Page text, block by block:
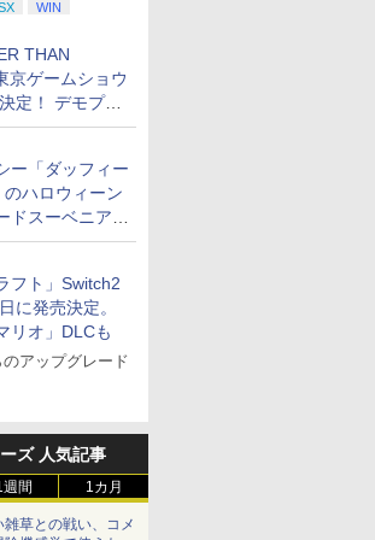
WIN
THAN
京ゲームショウ
定！ デモプレ
示も
ー「ダッフィー
ハロウィーン
ドスーベニアが
発売
フト」Switch2
に発売決定。
リオ」DLCも
アップグレード
ズ 人気記事
週間 1カ月
草との戦い、コメ